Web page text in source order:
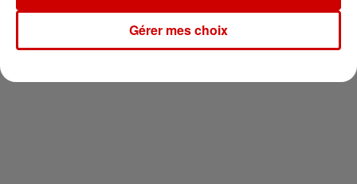
Newsletter
Gérer mes choix